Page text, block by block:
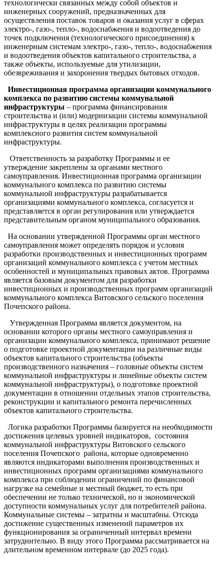
технологически связанных между собой объектов и
инженерных сооружений, предназначенных для
осуществления поставок товаров и оказания услуг в сферах
электро-, газо-, тепло-, водоснабжения и водоотведения до
точек подключения (технологического присоединения) к
инженерным системам электро-, газо-, тепло-, водоснабжения
и водоотведения объектов капитального строительства, а
также объекты, используемые для утилизации,
обезвреживания и захоронения твердых бытовых отходов.
Инвестиционная программа организации коммунального
комплекса по развитию системы коммунальной
инфраструктуры – программа финансирования
строительства и (или) модернизации системы коммунальной
инфраструктуры в целях реализации программы
комплексного развития систем коммунальной
инфраструктуры.
Ответственность за разработку Программы и ее
утверждение закреплены за органами местного
самоуправления. Инвестиционная программа организации
коммунального комплекса по развитию системы
коммунальной инфраструктуры разрабатывается
организациями коммунального комплекса, согласуется и
представляется в орган регулирования или утверждается
представительным органом муниципального образования.
На основании утвержденной Программы орган местного
самоуправления может определять порядок и условия
разработки производственных и инвестиционных программ
организаций коммунального комплекса с учетом местных
особенностей и муниципальных правовых актов. Программа
является базовым документом для разработки
инвестиционных и производственных программ организаций
коммунального комплекса Витовского сельского поселения
Почепского района.
Утвержденная Программа является документом, на
основании которого органы местного самоуправления и
организации коммунального комплекса, принимают решение
о подготовке проектной документации на различные виды
объектов капитального строительства (объекты
производственного назначения – головные объекты систем
коммунальной инфраструктуры и линейные объекты систем
коммунальной инфраструктуры), о подготовке проектной
документации в отношении отдельных этапов строительства,
реконструкции и капитального ремонта перечисленных
объектов капитального строительства.
Логика разработки Программы базируется на необходимости
достижения целевых уровней индикаторов, состояния
коммунальной инфраструктуры Витовского сельского
поселения Почепского района, которые одновременно
являются индикаторами выполнения производственных и
инвестиционных программ организациями коммунального
комплекса при соблюдении ограничений по финансовой
нагрузке на семейные и местный бюджет, то есть при
обеспечении не только технической, но и экономической
доступности коммунальных услуг для потребителей района.
Коммунальные системы – затратны и масштабны. Отсюда
достижение существенных изменений параметров их
функционирования за ограниченный интервал времени
затруднительно. В виду этого Программа рассматривается на
длительном временном интервале (до 2025 года).